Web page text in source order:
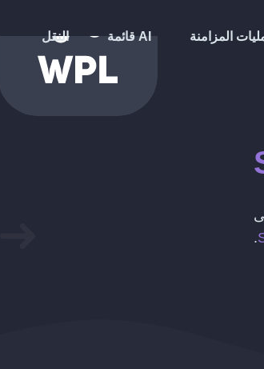
النقل قائمة AI المزامنة
.